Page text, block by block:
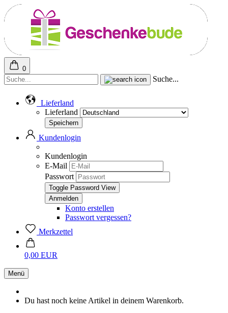
0
Suche...
Lieferland
Lieferland
Kundenlogin
Kundenlogin
E-Mail
Passwort
Toggle Password View
Konto erstellen
Passwort vergessen?
Merkzettel
0,00 EUR
Menü
Du hast noch keine Artikel in deinem Warenkorb.